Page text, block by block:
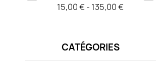
15,00 € - 135,00 €
CATÉGORIES